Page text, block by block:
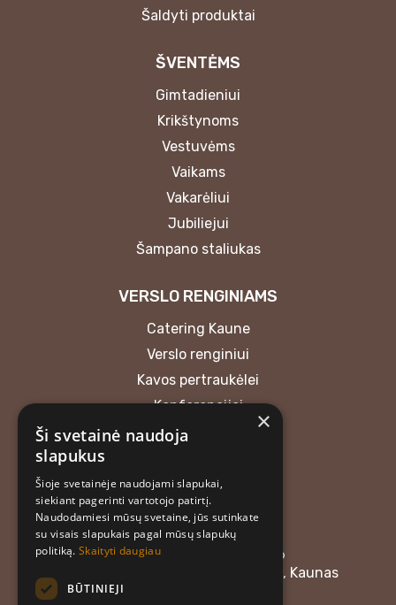
Šaldyti produktai
ŠVENTĖMS
Gimtadieniui
Krikštynoms
Vestuvėms
Vaikams
Vakarėliui
Jubiliejui
Šampano staliukas
VERSLO RENGINIAMS
Catering Kaune
Verslo renginiui
Kavos pertraukėlei
Konferencijai
MB “Atrask skonį”
+37062018165
atraskskoni@gmail.com
Įmonės kodas: 304476576
Adresas: Linkuvos g. 58, LT-48357, Kaunas
×
Ši svetainė naudoja
slapukus
Šioje svetainėje naudojami slapukai,
siekiant pagerinti vartotojo patirtį.
Naudodamiesi mūsų svetaine, jūs sutinkate
su visais slapukais pagal mūsų slapukų
politiką. Skaityti daugiau
BŪTINIEJI